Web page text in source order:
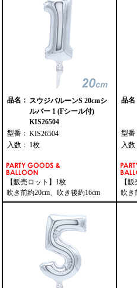
品名： スウジバルーンS 20cmシ
ルバー 1 (Fシール付)
KIS26504
型番： KIS26504
入数： 1枚
【販売ロット】1枚
吹き前約20cm、吹き後約16cm
品名
型番
入数
【
吹